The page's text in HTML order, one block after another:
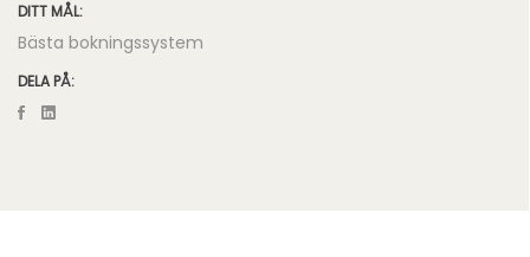
DITT MÅL:
Bästa bokningssystem
DELA PÅ: